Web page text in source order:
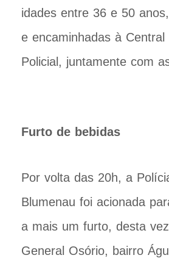
idades entre 36 e 50
e encaminhadas à Central
Policial, juntamente com
Furto de bebidas
Por volta das 20h, a
Blumenau foi acionada
a mais um furto, desta
General Osório, bairro